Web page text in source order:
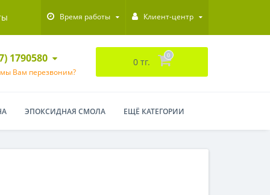
Время работы Клиент-центр
1790580
Вам перезвоним?
0 тг.
0
ЭПОКСИДНАЯ СМОЛА ЕЩЁ КАТЕГОРИИ